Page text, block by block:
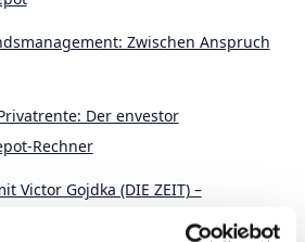
Zwischen Anspruch
Der envestor
Rechner
Victor Gojdka (DIE ZEIT) –
SpaceX und schiefe Indizes